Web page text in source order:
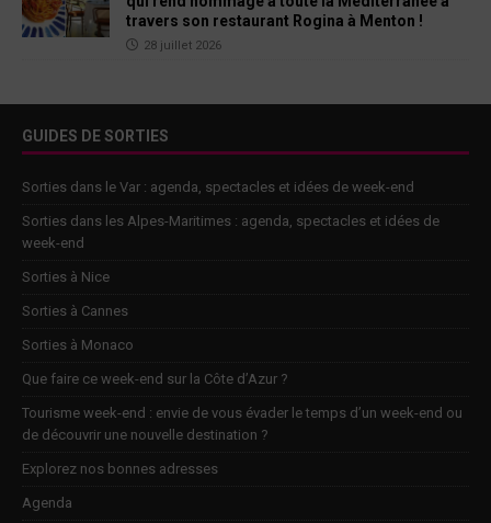
travers son restaurant Rogina à Menton !
28 juillet 2026
GUIDES DE SORTIES
Sorties dans le Var : agenda, spectacles et idées de week-end
Sorties dans les Alpes-Maritimes : agenda, spectacles et idées de
week-end
Sorties à Nice
Sorties à Cannes
Sorties à Monaco
Que faire ce week-end sur la Côte d’Azur ?
Tourisme week-end : envie de vous évader le temps d’un week-end ou
de découvrir une nouvelle destination ?
Explorez nos bonnes adresses
Agenda